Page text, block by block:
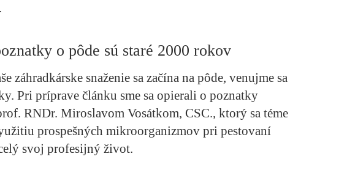
o pôde sú staré 2000 rokov
záhradkárske snaženie sa začína na pôde, venujme sa
Pri príprave článku sme sa opierali o poznatky
RNDr. Miroslavom Vosátkom, CSC., ktorý sa téme
prospešných mikroorganizmov pri pestovaní
svoj profesijný život.